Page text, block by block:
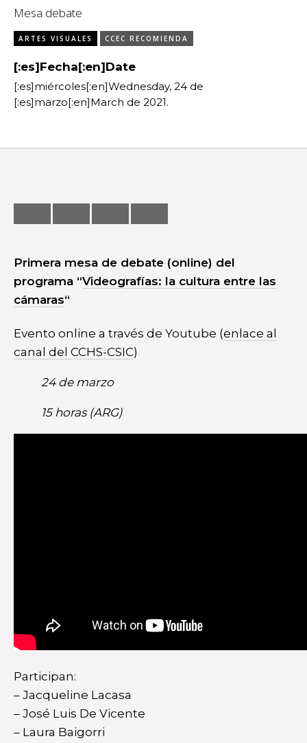
Exposiciones
Feria
Formación
Foro
Música
Mesa debate
ARTES VISUALES CCEC RECOMIENDA
[:es]Fecha[:en]Date
[:es]miércoles[:en]Wednesday, 24 de
[:es]marzo[:en]March de 2021.
Primera mesa de debate (online) del
programa “Videografías: la cultura entre las
cámaras“
Evento online a través de Youtube (enlace al
canal del CCHS-CSIC)
24 de marzo
15 horas (ARG)
Participan:
– Jacqueline Lacasa
– José Luis De Vicente
– Laura Baigorri